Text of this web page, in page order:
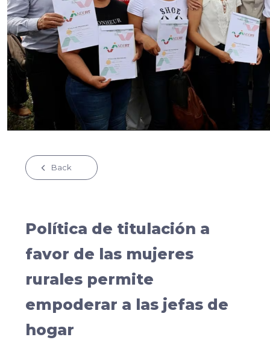
Back
Política de titulación a
favor de las mujeres
rurales permite
empoderar a las jefas de
hogar